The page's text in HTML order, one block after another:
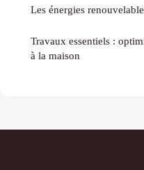
Les énergies
Travaux essentiels :
à la maison